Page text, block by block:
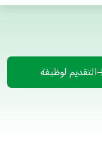
التقديم لوظيفة